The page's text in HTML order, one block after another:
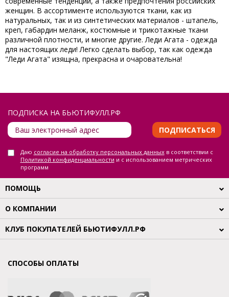
женщин. В ассортименте используются ткани, как из
натуральных, так и из синтетических материалов - штапель,
креп, габардин меланж, костюмные и трикотажные ткани
различной плотности, и многие другие. Леди Агата - одежда
для настоящих леди! Легко сделать выбор, так как одежда
"Леди Агата" изящна, прекрасна и очаровательна!
ПОДПИСКА НА БЬЮТИФУЛЛ.РФ
ПОДПИСАТЬСЯ
Даю согласие на обработку персональных данныхв соответствии с
Политикой конфиденциальности и с использованием метрических
программ
ПОМОЩЬ
О КОМПАНИИ
КЛУБ ПОКУПАТЕЛЕЙ БЬЮТИФУЛЛ.РФ
СПОСОБЫ ОПЛАТЫ